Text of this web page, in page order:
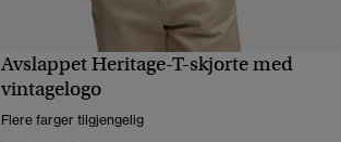
HURTIGVISNING
Avslappet Heritage-T-skjorte med
vintagelogo
Flere farger tilgjengelig